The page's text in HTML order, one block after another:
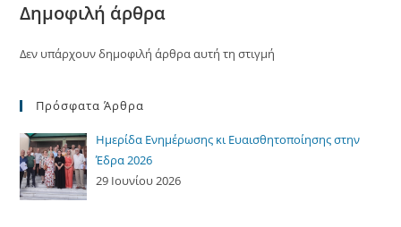
Δημοφιλή άρθρα
Δεν υπάρχουν δημοφιλή άρθρα αυτή τη στιγμή
Πρόσφατα Άρθρα
Ημερίδα Ενημέρωσης κι Ευαισθητοποίησης στην
Έδρα 2026
29 Ιουνίου 2026